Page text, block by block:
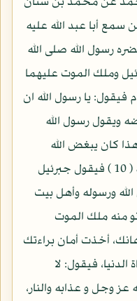
أبا عبد الله عليه
رسول الله صلى الله
وملك الموت عليهما
فيقول: يا رسول الله ان
ويقول رسول الله
كان يبغض الله
ورسوله وأهل بيت رسوله فأبغضه ( 10 ) فيقول جبرئيل
ورسوله وأهل بيت
منه ملك الموت
أخذت أمان براءتك
فيقول: لا
وجل و عذابه والنار،